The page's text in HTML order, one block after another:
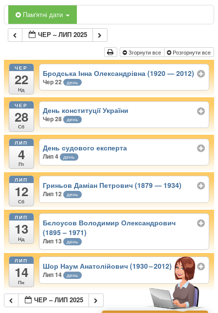
Пам'ятні дати
ЧЕР – ЛИП 2025
Згорнути все Розгорнути все
ЧЕР
22
Нд
Бродська Інна Олександрівна (1920 — 2012)
Чер 22 день
ЧЕР
28
Сб
День конституції України
Чер 28 день
ЛИП
4
Пт
День судового експерта
Лип 4 день
ЛИП
12
Сб
Гриньов Даміан Петрович (1879 — 1934)
Лип 12 день
ЛИП
13
Нд
Бєлоусов Володимир Олександрович
(1895 – 1971)
Лип 13 день
ЛИП
14
Пн
Шор Наум Анатолійович (1930 – 2012)
Лип 14 день
ЧЕР – ЛИП 2025